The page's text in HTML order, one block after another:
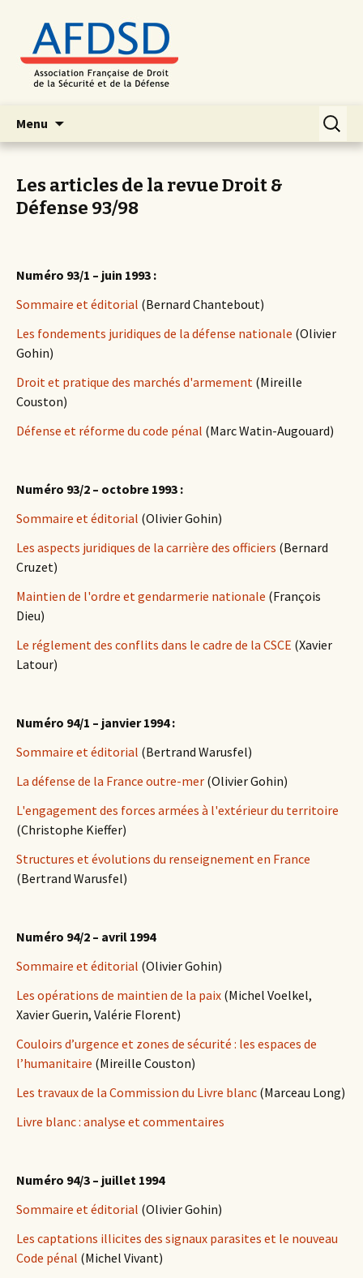
Menu
contenu
Les articles de la revue Droit &
Défense 93/98
Numéro 93/1 – juin 1993 :
Sommaire et éditorial (Bernard Chantebout)
Les fondements juridiques de la défense nationale (Olivier
Gohin)
Droit et pratique des marchés d'armement (Mireille
Couston)
Défense et réforme du code pénal (Marc Watin-Augouard)
Numéro 93/2 – octobre 1993 :
Sommaire et éditorial (Olivier Gohin)
Les aspects juridiques de la carrière des officiers (Bernard
Cruzet)
Maintien de l'ordre et gendarmerie nationale (François
Dieu)
Le réglement des conflits dans le cadre de la CSCE (Xavier
Latour)
Numéro 94/1 – janvier 1994 :
Sommaire et éditorial (Bertrand Warusfel)
La défense de la France outre-mer (Olivier Gohin)
L'engagement des forces armées à l'extérieur du territoire
(Christophe Kieffer)
Structures et évolutions du renseignement en France
(Bertrand Warusfel)
Numéro 94/2 – avril 1994
Sommaire et éditorial (Olivier Gohin)
Les opérations de maintien de la paix (Michel Voelkel,
Xavier Guerin, Valérie Florent)
Couloirs d’urgence et zones de sécurité : les espaces de
l’humanitaire (Mireille Couston)
Les travaux de la Commission du Livre blanc (Marceau Long)
Livre blanc : analyse et commentaires
Numéro 94/3 – juillet 1994
Sommaire et éditorial (Olivier Gohin)
Les captations illicites des signaux parasites et le nouveau
Code pénal (Michel Vivant)